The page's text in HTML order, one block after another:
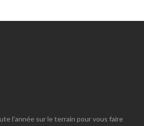
l'année sur le terrain pour vous faire